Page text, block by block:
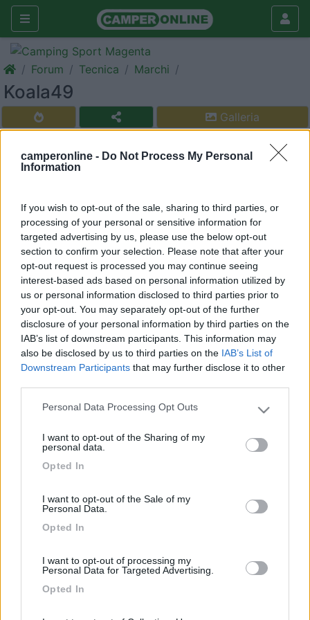
camperonline - Do Not Process My Personal
Information
If you wish to opt-out of the sale, sharing to third parties, or
processing of your personal or sensitive information for
targeted advertising by us, please use the below opt-out
section to confirm your selection. Please note that after your
opt-out request is processed you may continue seeing
interest-based ads based on personal information utilized by
us or personal information disclosed to third parties prior to
your opt-out. You may separately opt-out of the further
disclosure of your personal information by third parties on the
IAB’s list of downstream participants. This information may
also be disclosed by us to third parties on the IAB’s List of
Downstream Participants that may further disclose it to other
Please note that this website/app uses one or more Google
not limited to your visit or usage behaviour. You may click to
use your data for below specified purposes in below Google
Personal Data Processing Opt Outs
I want to opt-out of the Sharing of my
personal data.
Opted In
I want to opt-out of the Sale of my
Personal Data.
Opted In
I want to opt-out of processing my
Personal Data for Targeted Advertising.
Opted In
Forum Tecnica Marchi
Koala49
Galleria
0
Inserito il03/08/2018 alle:06:41:27
Ciao a tutti, volevo sapere se qualcuno ha mai avuto un rumor
koala 49,o se ne ha mai sentito parlare, e se mi può dire come
e... So che è un mezzo diciamo fascia bassa della rimor... grazie
mille
Gigliato74
66
Inserito il18/09/2018 alle: 16:54:28
Ciao a tutti, volevo sapere se qualcuno ha mai avuto un rumor koala 49,o
se ne ha mai sentito parlare, e se mi può dire come e... So che è un
Ciao Agnol67 noi ne siamo felici possessori da 3 anni e ci
abbiamo gia' fatto ben 25.000km arrivando sino in Norvegia.
<
1 >
Argomenti recenti
AREE DI SOSTA E CAMPEGGI
Spagna: Barcellona agosto 2026 - sosta e consigli